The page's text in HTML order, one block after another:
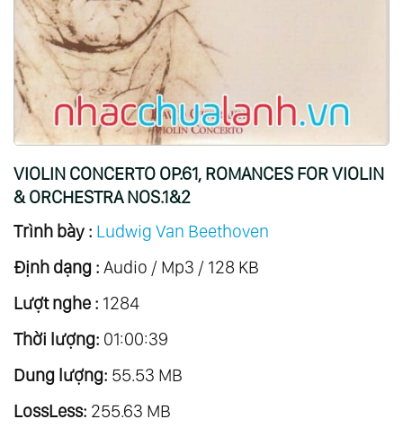
18.Chamber Music For Flute Vol.2
19.Septet Op.20 & Sextet Op.81B
20.Quintet Op.16 - Trio Op.11 - Horn Sonata
Op.17
21.Trio Op.28; Duo Woo40
Piano
24.Piano Trios Vol.1
25.Piano Trios Vol.2
26.Piano Trios Vol.3
27. Piano Trios Vol.4
29.Cello Sonatas Vol.2
30.Violin Sonatas Vol.1
VIOLIN CONCERTO OP.61, ROMANCES FOR VIOLIN
& ORCHESTRA NOS.1&2
Trình bày : Ludwig Van Beethoven
Định dạng : Audio / Mp3 / 128 KB
Lượt nghe : 1284
Thời lượng: 01:00:39
Dung lượng: 55.53 MB
LossLess: 255.63 MB